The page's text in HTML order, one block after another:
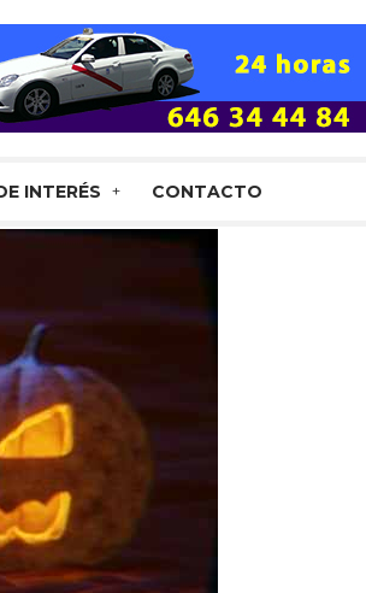
INTERÉS CONTACTO